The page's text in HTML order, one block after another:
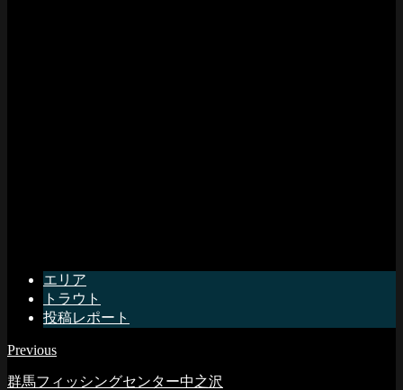
エリア
トラウト
投稿レポート
Previous
群馬フィッシングセンター中之沢